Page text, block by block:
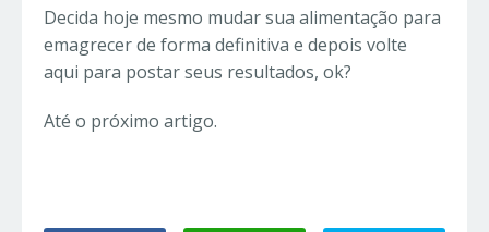
Decida hoje mesmo mudar sua alimentação para
emagrecer de forma definitiva e depois volte
aqui para postar seus resultados, ok?
Até o próximo artigo.